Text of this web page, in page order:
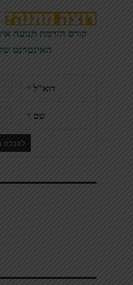
קורס הזרמת תנועה
האינטרנט
דוא"ל *
שם *